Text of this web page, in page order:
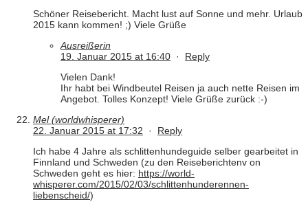
Schöner Reisebericht. Macht lust auf Sonne und mehr. Urlaub
2015 kann kommen! ;) Viele Grüße
Ausreißerin
19. Januar 2015 at 16:40 · Reply
Vielen Dank!
Ihr habt bei Windbeutel Reisen ja auch nette Reisen im
Angebot. Tolles Konzept! Viele Grüße zurück :-)
Mel (worldwhisperer)
22. Januar 2015 at 17:32 · Reply
Ich habe 4 Jahre als schlittenhundeguide selber gearbeitet in
Finnland und Schweden (zu den Reiseberichtenv on
Schweden geht es hier: https://world-
whisperer.com/2015/02/03/schlittenhunderennen-
liebenscheid/)